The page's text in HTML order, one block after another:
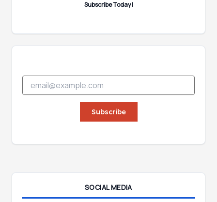
Subscribe Today!
a
i
l
E
E
Subscribe
SOCIAL MEDIA